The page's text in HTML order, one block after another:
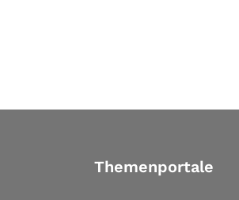
Themenportale